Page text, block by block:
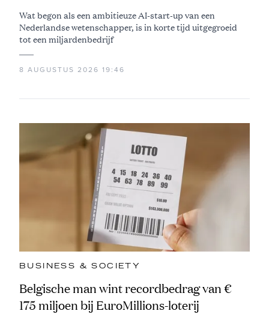
Wat begon als een ambitieuze AI-start-up van een
Nederlandse wetenschapper, is in korte tijd uitgegroeid
tot een miljardenbedrijf
8 AUGUSTUS 2026 19:46
BUSINESS & SOCIETY
Belgische man wint recordbedrag van €
175 miljoen bij EuroMillions-loterij